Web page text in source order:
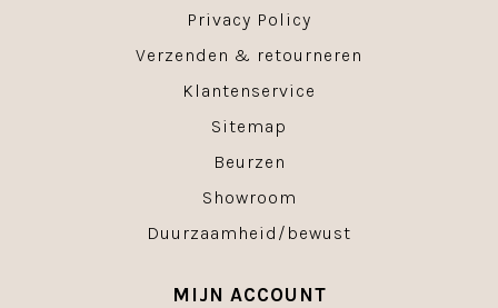
Privacy Policy
Verzenden & retourneren
Klantenservice
Sitemap
Beurzen
Showroom
Duurzaamheid/bewust
MIJN ACCOUNT